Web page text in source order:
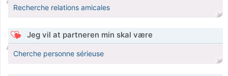
Recherche relations amicales
Jeg vil at partneren min skal være
Cherche personne sérieuse